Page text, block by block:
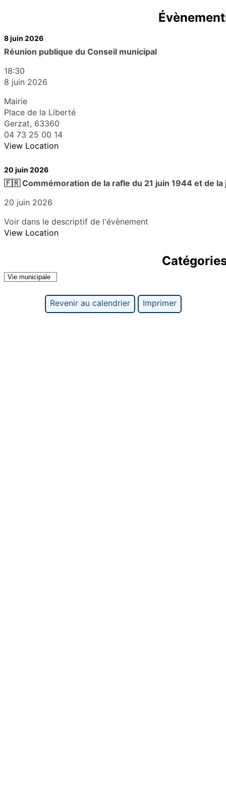
8 juin 2026
Réunion publique du Conseil municipal
18:30
8 juin 2026
Mairie
Place de la Liberté
Gerzat, 63360
04 73 25 00 14
View Location
20 juin 2026
🇫🇷 Commémoration de la rafle du 21 juin 1944 et de
20 juin 2026
Voir dans le descriptif de l'évènement
View Location
Vie municipale
Revenir au calendrier Imprimer